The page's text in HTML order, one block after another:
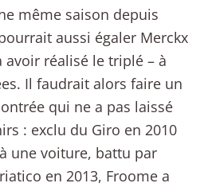
même saison depuis
aussi égaler Merckx
avoir réalisé le triplé – à
Il faudrait alors faire un
qui ne a pas laissé
: exclu du Giro en 2010
une voiture, battu par
en 2013, Froome a